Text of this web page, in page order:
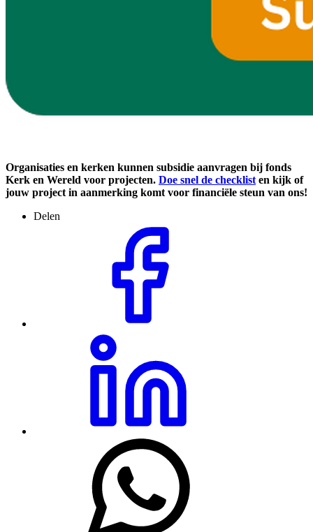
Organisaties en kerken kunnen subsidie aanvragen bij fonds
Kerk en Wereld voor projecten. Doe snel de checklist en kijk of
jouw project in aanmerking komt voor financiële steun van ons!
Delen